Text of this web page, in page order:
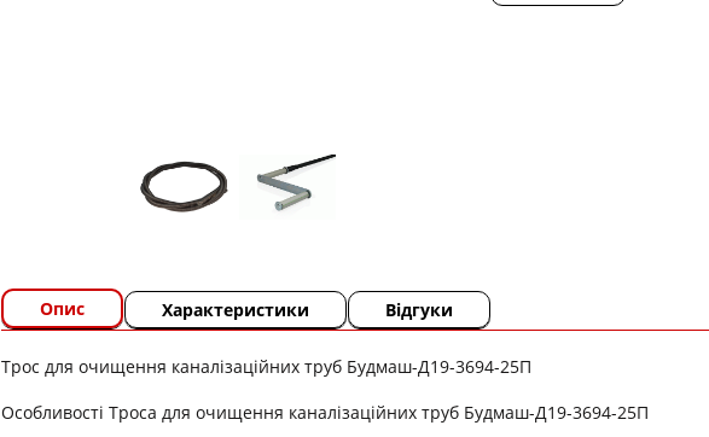
Опис Характеристики Відгуки
Трос для очищення каналізаційних труб Будмаш-Д19-3694-25П
Особливості Троса для очищення каналізаційних труб Будмаш-Д19-3694-25П